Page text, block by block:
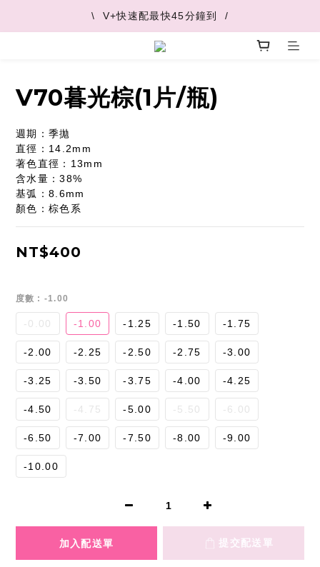
\  V+快速配最快45分鐘到  /
\  V+快速配最快45分鐘到  /
\  推薦好友 領取購物金  /
V70暮光棕(1片/瓶)
週期：季拋
直徑：14.2mm
著色直徑：13mm
含水量：38%
基弧：8.6mm
顏色：棕色系
NT$400
度數 : -1.00
-0.00 -1.00 -1.25 -1.50 -1.75
-2.00 -2.25 -2.50 -2.75 -3.00
-3.25 -3.50 -3.75 -4.00 -4.25
-4.50 -4.75 -5.00 -5.50 -6.00
-6.50 -7.00 -7.50 -8.00 -9.00
-10.00